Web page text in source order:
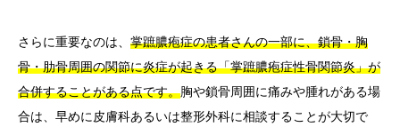
さらに重要なのは、 掌蹠膿疱症の患者さんの一部に、鎖骨・胸
骨・肋骨周囲の関節に炎症が起きる「掌蹠膿疱症性骨関節炎」が
合併することがある点です。胸や鎖骨周囲に痛みや腫れがある場
合は、早めに皮膚科あるいは整形外科に相談することが大切で